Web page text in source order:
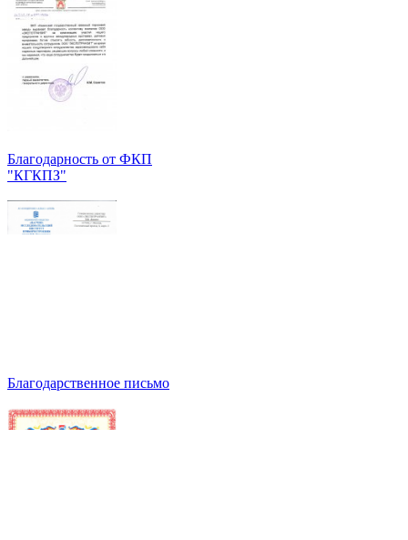
Благодарность от ФКП
"КГКПЗ"
Благодарственное письмо